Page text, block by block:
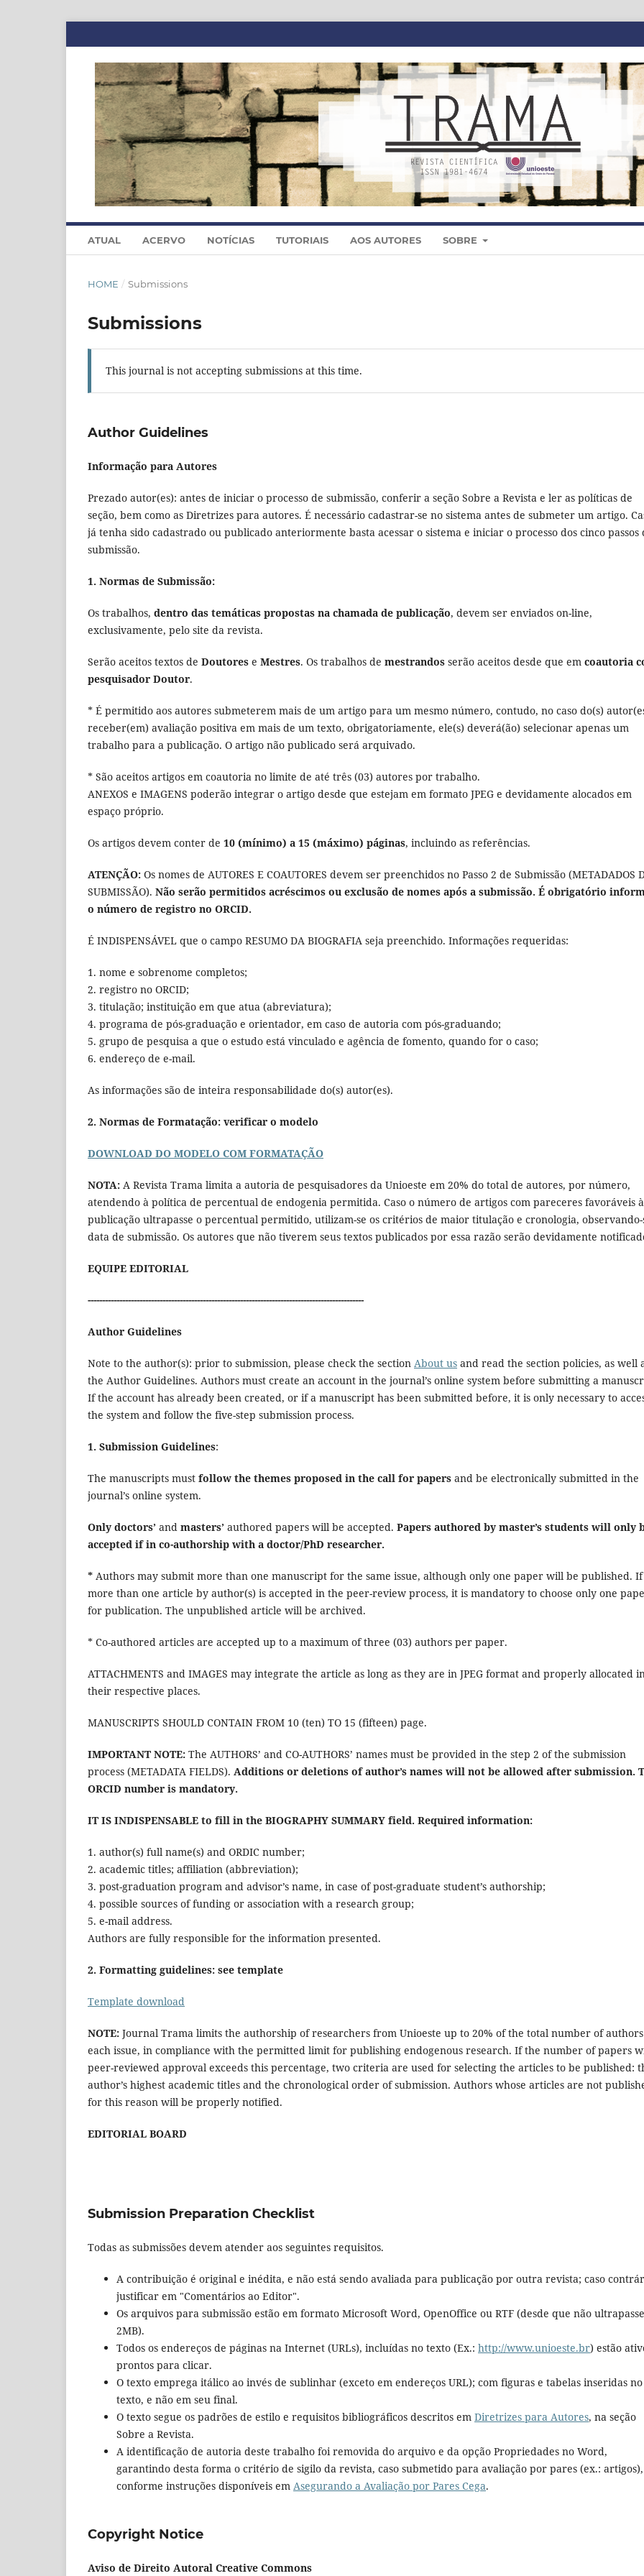
ATUAL ACERVO NOTÍCIAS TUTORIAIS AOS AUTORES SOBRE
HOME / Submissions
Submissions
This journal is not accepting submissions at this time.
Author Guidelines
Informação para Autores
Prezado autor(es): antes de iniciar o processo de submissão, conferir a seção Sobre a Revista e ler as políticas de
seção, bem como as Diretrizes para autores. É necessário cadastrar-se no sistema antes de submeter um artigo.
já tenha sido cadastrado ou publicado anteriormente basta acessar o sistema e iniciar o processo dos cinco passos
submissão.
1. Normas de Submissão:
Os trabalhos, dentro das temáticas propostas na chamada de publicação, devem ser enviados on-line,
exclusivamente, pelo site da revista.
Serão aceitos textos de Doutores e Mestres. Os trabalhos de mestrandos serão aceitos desde que em coautoria
pesquisador Doutor.
* É permitido aos autores submeterem mais de um artigo para um mesmo número, contudo, no caso do(s)
receber(em) avaliação positiva em mais de um texto, obrigatoriamente, ele(s) deverá(ão) selecionar apenas um
trabalho para a publicação. O artigo não publicado será arquivado.
* São aceitos artigos em coautoria no limite de até três (03) autores por trabalho.
ANEXOS e IMAGENS poderão integrar o artigo desde que estejam em formato JPEG e devidamente alocados em
espaço próprio.
Os artigos devem conter de 10 (mínimo) a 15 (máximo) páginas, incluindo as referências.
ATENÇÃO: Os nomes de AUTORES E COAUTORES devem ser preenchidos no Passo 2 de Submissão (METADADOS
SUBMISSÃO). Não serão permitidos acréscimos ou exclusão de nomes após a submissão. É obrigatório
o número de registro no ORCID.
É INDISPENSÁVEL que o campo RESUMO DA BIOGRAFIA seja preenchido. Informações requeridas:
1. nome e sobrenome completos;
2. registro no ORCID;
3. titulação; instituição em que atua (abreviatura);
4. programa de pós-graduação e orientador, em caso de autoria com pós-graduando;
5. grupo de pesquisa a que o estudo está vinculado e agência de fomento, quando for o caso;
6. endereço de e-mail.
As informações são de inteira responsabilidade do(s) autor(es).
2. Normas de Formatação: verificar o modelo
DOWNLOAD DO MODELO COM FORMATAÇÃO
NOTA: A Revista Trama limita a autoria de pesquisadores da Unioeste em 20% do total de autores, por número,
atendendo à política de percentual de endogenia permitida. Caso o número de artigos com pareceres favoráveis à
publicação ultrapasse o percentual permitido, utilizam-se os critérios de maior titulação e cronologia, observando-
data de submissão. Os autores que não tiverem seus textos publicados por essa razão serão devidamente
EQUIPE EDITORIAL
------------------------------------------------------------------------------------------------
Author Guidelines
Note to the author(s): prior to submission, please check the section About us and read the section policies, as well
the Author Guidelines. Authors must create an account in the journal’s online system before submitting a
If the account has already been created, or if a manuscript has been submitted before, it is only necessary to
the system and follow the five-step submission process.
1. Submission Guidelines:
The manuscripts must follow the themes proposed in the call for papers and be electronically submitted in the
journal’s online system.
Only doctors’ and masters’ authored papers will be accepted. Papers authored by master’s students will only
accepted if in co-authorship with a doctor/PhD researcher.
* Authors may submit more than one manuscript for the same issue, although only one paper will be published. If
more than one article by author(s) is accepted in the peer-review process, it is mandatory to choose only one
for publication. The unpublished article will be archived.
* Co-authored articles are accepted up to a maximum of three (03) authors per paper.
ATTACHMENTS and IMAGES may integrate the article as long as they are in JPEG format and properly allocated
their respective places.
MANUSCRIPTS SHOULD CONTAIN FROM 10 (ten) TO 15 (fifteen) page.
IMPORTANT NOTE: The AUTHORS’ and CO-AUTHORS’ names must be provided in the step 2 of the submission
process (METADATA FIELDS). Additions or deletions of author’s names will not be allowed after submission.
ORCID number is mandatory.
IT IS INDISPENSABLE to fill in the BIOGRAPHY SUMMARY field. Required information:
1. author(s) full name(s) and ORDIC number;
2. academic titles; affiliation (abbreviation);
3. post-graduation program and advisor’s name, in case of post-graduate student’s authorship;
4. possible sources of funding or association with a research group;
5. e-mail address.
Authors are fully responsible for the information presented.
2. Formatting guidelines: see template
Template download
NOTE: Journal Trama limits the authorship of researchers from Unioeste up to 20% of the total number of
each issue, in compliance with the permitted limit for publishing endogenous research. If the number of papers
peer-reviewed approval exceeds this percentage, two criteria are used for selecting the articles to be published:
author’s highest academic titles and the chronological order of submission. Authors whose articles are not
for this reason will be properly notified.
EDITORIAL BOARD
Submission Preparation Checklist
Todas as submissões devem atender aos seguintes requisitos.
A contribuição é original e inédita, e não está sendo avaliada para publicação por outra revista; caso
justificar em "Comentários ao Editor".
Os arquivos para submissão estão em formato Microsoft Word, OpenOffice ou RTF (desde que não
2MB).
Todos os endereços de páginas na Internet (URLs), incluídas no texto (Ex.: http://www.unioeste.br) estão
prontos para clicar.
O texto emprega itálico ao invés de sublinhar (exceto em endereços URL); com figuras e tabelas inseridas no
texto, e não em seu final.
O texto segue os padrões de estilo e requisitos bibliográficos descritos em Diretrizes para Autores, na seção
Sobre a Revista.
A identificação de autoria deste trabalho foi removida do arquivo e da opção Propriedades no Word,
garantindo desta forma o critério de sigilo da revista, caso submetido para avaliação por pares (ex.: artigos),
conforme instruções disponíveis em Asegurando a Avaliação por Pares Cega.
Copyright Notice
Aviso de Direito Autoral Creative Commons